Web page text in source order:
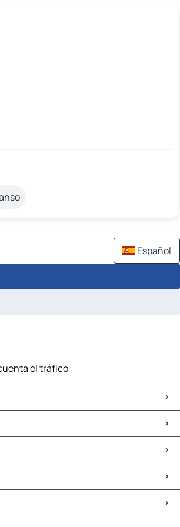
Español
el tráfico